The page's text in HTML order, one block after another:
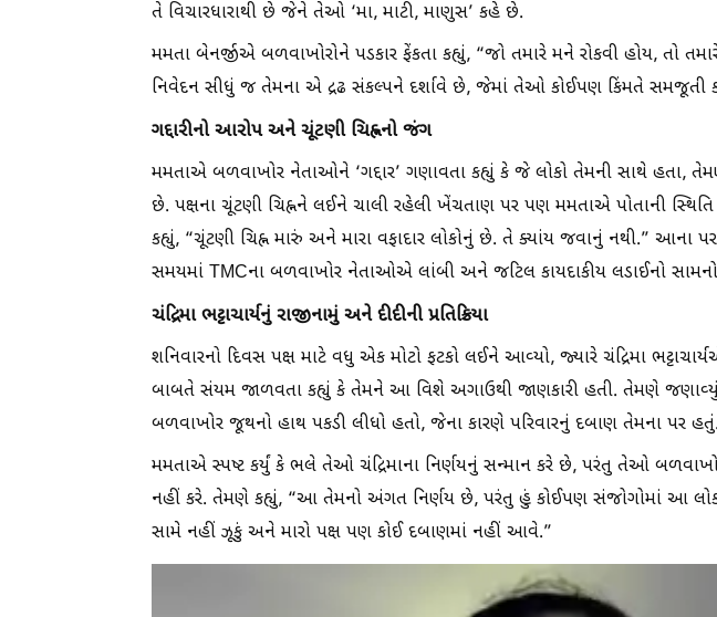
તે વિચારધારાથી છે જેને તેઓ ‘મા, માટી, માણુસ’ કહે છે.
મમતા બેનર્જીએ બળવાખોરોને પડકાર ફેંકતા કહ્યું, “જો તમારે મને રોકવી હોય, તો
નિવેદન સીધું જ તેમના એ દ્રઢ સંકલ્પને દર્શાવે છે, જેમાં તેઓ કોઈપણ કિંમતે સમજૂતી
ગદ્દારીનો આરોપ અને ચૂંટણી ચિહ્નનો જંગ
મમતાએ બળવાખોર નેતાઓને ‘ગદ્દાર’ ગણાવતા કહ્યું કે જે લોકો તેમની સાથે હતા,
છે. પક્ષના ચૂંટણી ચિહ્નને લઈને ચાલી રહેલી ખેંચતાણ પર પણ મમતાએ પોતાની સ્થિતિ
કહ્યું, “ચૂંટણી ચિહ્ન મારું અને મારા વફાદાર લોકોનું છે. તે ક્યાંય જવાનું નથી.” આના
સમયમાં TMCના બળવાખોર નેતાઓએ લાંબી અને જટિલ કાયદાકીય લડાઈનો
ચંદ્રિમા ભટ્ટાચાર્યનું રાજીનામું અને દીદીની પ્રતિક્રિયા
શનિવારનો દિવસ પક્ષ માટે વધુ એક મોટો ફટકો લઈને આવ્યો, જ્યારે ચંદ્રિમા
બાબતે સંયમ જાળવતા કહ્યું કે તેમને આ વિશે અગાઉથી જાણકારી હતી. તેમણે જણાવ્યું
બળવાખોર જૂથનો હાથ પકડી લીધો હતો, જેના કારણે પરિવારનું દબાણ તેમના પર હતું.
મમતાએ સ્પષ્ટ કર્યું કે ભલે તેઓ ચંદ્રિમાના નિર્ણયનું સન્માન કરે છે, પરંતુ તેઓ
નહીં કરે. તેમણે કહ્યું, “આ તેમનો અંગત નિર્ણય છે, પરંતુ હું કોઈપણ સંજોગોમાં આ
સામે નહીં ઝૂકું અને મારો પક્ષ પણ કોઈ દબાણમાં નહીં આવે.”